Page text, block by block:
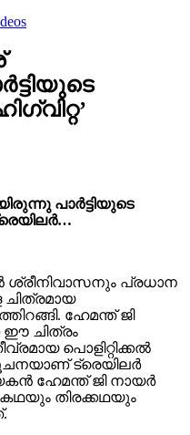
പാർട്ടിയുടെ
പ്രധാന
ഹേമന്ത് ജി
ഈ ചിത്രം
പൊളിറ്റിക്കൽ
ട്രെയിലർ
ഹേമന്ത് ജി നായർ
തിരക്കഥയും